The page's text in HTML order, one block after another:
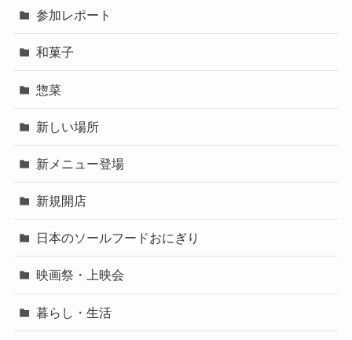
参加レポート
和菓子
惣菜
新しい場所
新メニュー登場
新規開店
日本のソールフードおにぎり
映画祭・上映会
暮らし・生活